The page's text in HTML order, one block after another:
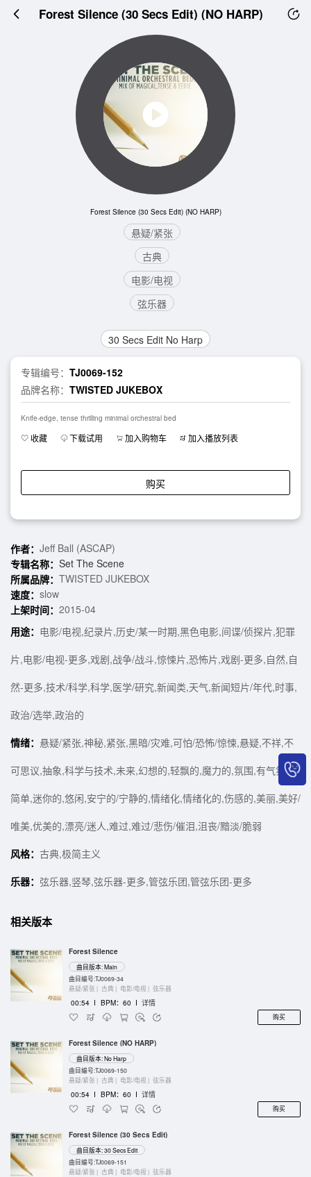
Forest Silence (30 Secs Edit) (NO HARP)
Forest Silence (30 Secs Edit) (NO HARP)
悬疑/紧张
古典
电影/电视
弦乐器
30 Secs Edit No Harp
专辑编号： TJ0069-152
品牌名称： TWISTED JUKEBOX
Knife-edge, tense thrilling minimal orchestral bed
收藏 下载试用 加入购物车 加入播放列表
购买
作者： Jeff Ball (ASCAP)
专辑名称： Set The Scene
所属品牌： TWISTED JUKEBOX
速度： slow
上架时间： 2015-04
用途： 电影/电视,纪录片,历史/某一时期,黑色电影,间谍/侦探片,犯罪
片,电影/电视-更多,戏剧,战争/战斗,惊悚片,恐怖片,戏剧-更多,自然,自
然-更多,技术/科学,科学,医学/研究,新闻类,天气,新闻短片/年代,时事,
政治/选举,政治的
情绪： 悬疑/紧张,神秘,紧张,黑暗/灾难,可怕/恐怖/惊悚,悬疑,不祥,不
可思议,抽象,科学与技术,未来,幻想的,轻飘的,魔力的,氛围,有气氛的,
简单,迷你的,悠闲,安宁的/宁静的,情绪化,情绪化的,伤感的,美丽,美好/
唯美,优美的,漂亮/迷人,难过,难过/悲伤/催泪,沮丧/黯淡/脆弱
风格： 古典,极简主义
乐器： 弦乐器,竖琴,弦乐器-更多,管弦乐团,管弦乐团-更多
相关版本
Forest Silence
曲目版本: Main
曲目编号:TJ0069-34
悬疑/紧张 | 古典 | 电影/电视 | 弦乐器
00:54 I BPM：60 I 详情
购买
Forest Silence (NO HARP)
曲目版本: No Harp
曲目编号:TJ0069-150
悬疑/紧张 | 古典 | 电影/电视 | 弦乐器
00:54 I BPM：60 I 详情
购买
Forest Silence (30 Secs Edit)
曲目版本: 30 Secs Edit
曲目编号:TJ0069-151
悬疑/紧张 | 古典 | 电影/电视 | 弦乐器